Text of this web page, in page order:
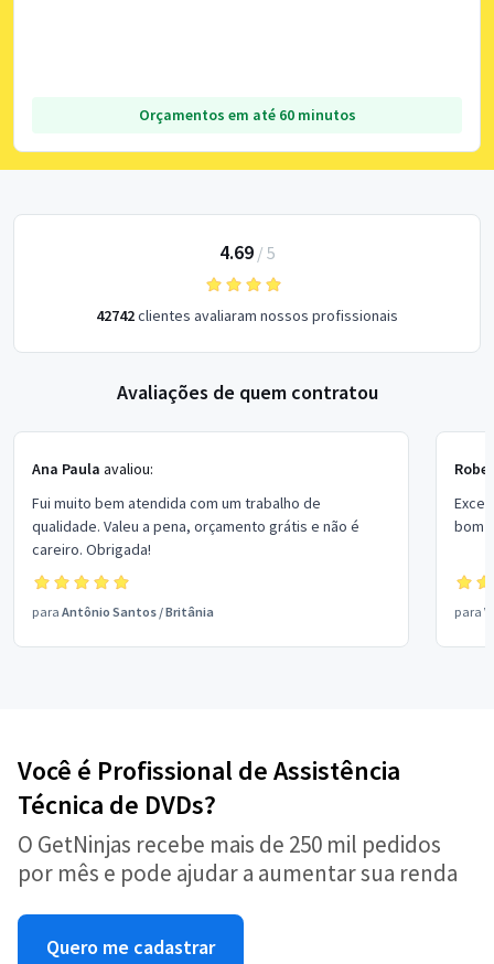
Orçamentos em até 60 minutos
4.69/ 5
42742clientes avaliaram nossos profissionais
Avaliações de quem contratou
Ana Paula avaliou:
Fui muito bem atendida com um trabalho de
qualidade. Valeu a pena, orçamento grátis e não é
careiro. Obrigada!
para Antônio Santos /Britânia
bom
para
Você é Profissional de Assistência
Técnica de DVDs?
O GetNinjas recebe mais de 250 mil pedidos
por mês e pode ajudar a aumentar sua renda
Quero me cadastrar